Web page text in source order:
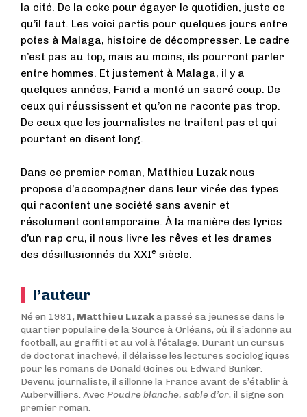
la cité. De la coke pour égayer le quotidien, juste ce
qu’il faut. Les voici partis pour quelques jours entre
potes à Malaga, histoire de décompresser. Le cadre
n’est pas au top, mais au moins, ils pourront parler
entre hommes. Et justement à Malaga, il y a
quelques années, Farid a monté un sacré coup. De
ceux qui réussissent et qu’on ne raconte pas trop.
De ceux que les journalistes ne traitent pas et qui
pourtant en disent long.
Dans ce premier roman, Matthieu Luzak nous
propose d’accompagner dans leur virée des types
qui racontent une société sans avenir et
résolument contemporaine. À la manière des lyrics
d’un rap cru, il nous livre les rêves et les drames
des désillusionnés du XXIe siècle.
l’auteur
Né en 1981, Matthieu Luzaka passé sa jeunesse dans le
quartier populaire de la Source à Orléans, où il s’adonne au
football, au graffiti et au vol à l’étalage. Durant un cursus
de doctorat inachevé, il délaisse les lectures sociologiques
pour les romans de Donald Goines ou Edward Bunker.
Devenu journaliste, il sillonne la France avant de s’établir à
Aubervilliers. Avec Poudre blanche, sable d’or, il signe son
premier roman.